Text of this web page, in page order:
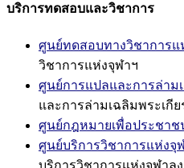
บริการทดสอบและวิชาการ
ศูนย์ทดสอบทางวิชาการแ
วิชาการแห่งจุฬาฯ
ศูนย์การแปลและการล่าม
และการล่ามเฉลิมพระเกีย
ศูนย์กฎหมายเพื่อประชาช
ศูนย์บริการวิชาการแห่ง
บริการวิชาการแห่งจุฬาล